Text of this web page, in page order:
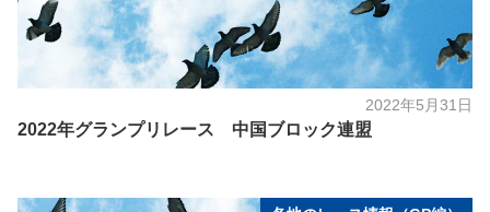
2022年5月31日
2022年グランプリレース 中国ブロック連盟